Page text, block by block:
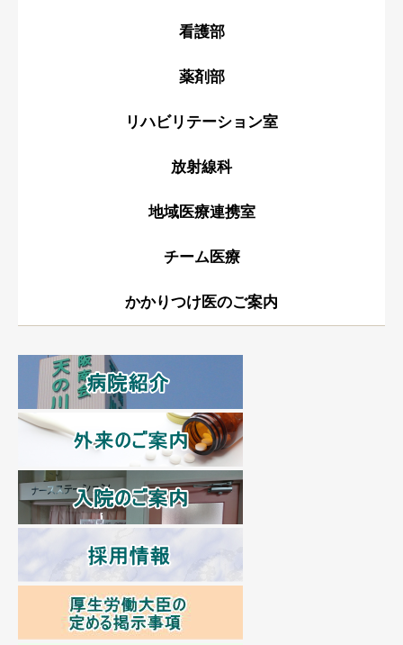
看護部
薬剤部
リハビリテーション室
放射線科
地域医療連携室
チーム医療
かかりつけ医のご案内